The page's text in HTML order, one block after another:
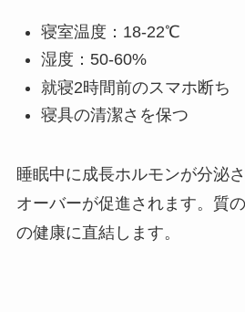
寝室温度：18-22℃
湿度：50-60%
就寝2時間前のスマホ断ち
寝具の清潔さを保つ
睡眠中に成長ホルモンが分泌
オーバーが促進されます。質
の健康に直結します。